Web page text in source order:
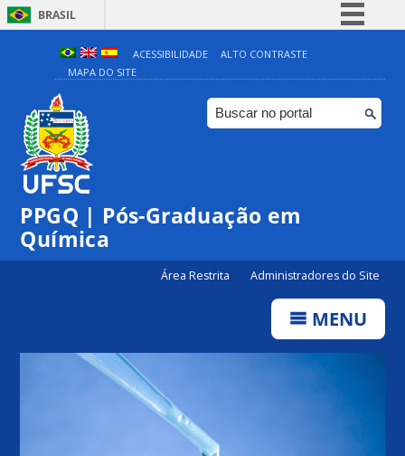
BRASIL
Simplifique!
Comunica BR
Participe
ACESSIBILIDADE
ALTO CONTRASTE
MAPA DO SITE
PPGQ | Pós-Graduação em
Química
Área Restrita Administradores do Site
MENU